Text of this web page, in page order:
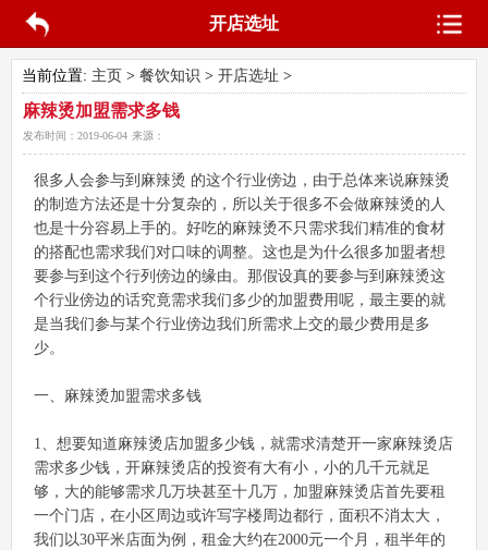
开店选址
当前位置: 主页 > 餐饮知识 > 开店选址 >
麻辣烫加盟需求多钱
发布时间： 2019-06-04 来源：
很多人会参与到麻辣烫 的这个行业傍边，由于总体来说麻辣烫
的制造方法还是十分复杂的，所以关于很多不会做麻辣烫的人
也是十分容易上手的。好吃的麻辣烫不只需求我们精准的食材
的搭配也需求我们对口味的调整。这也是为什么很多加盟者想
要参与到这个行列傍边的缘由。那假设真的要参与到麻辣烫这
个行业傍边的话究竟需求我们多少的加盟费用呢，最主要的就
是当我们参与某个行业傍边我们所需求上交的最少费用是多
少。
一、麻辣烫加盟需求多钱
1、想要知道麻辣烫店加盟多少钱，就需求清楚开一家麻辣烫店
需求多少钱，开麻辣烫店的投资有大有小，小的几千元就足
够，大的能够需求几万块甚至十几万，加盟麻辣烫店首先要租
一个门店，在小区周边或许写字楼周边都行，面积不消太大，
我们以30平米店面为例，租金大约在2000元一个月，租半年的